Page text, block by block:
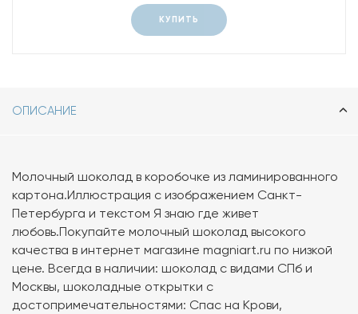
КУПИТЬ
ОПИСАНИЕ
Молочный шоколад в коробочке из ламинированного
картона.Иллюстрация с изображением Санкт-
Петербурга и текстом Я знаю где живет
любовь.Покупайте молочный шоколад высокого
качества в интернет магазине magniart.ru по низкой
цене. Всегда в наличии: шоколад с видами СПб и
Москвы, шоколадные открытки с
достопримечательностями: Спас на Крови,